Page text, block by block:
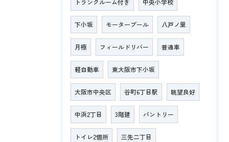
トランクルーム付き 中央小学校
下小坂 モータープール 八戸ノ里
月極 フィールドリバー 普通車
軽自動車 東大阪市下小坂
大阪市中央区 谷町6丁目駅 眺望良好
中浜2丁目 3階建 パントリー
トイレ2個所 三先二丁目